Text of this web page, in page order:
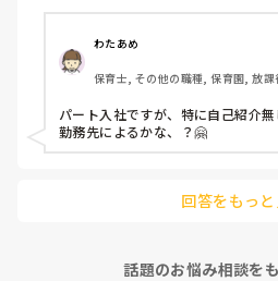
わたあめ
保育士, その他の職種, 保育園, 放
パート入社ですが、特に自己紹介無
勤務先によるかな、？🤗
回答をもっと
話題のお悩み相談を